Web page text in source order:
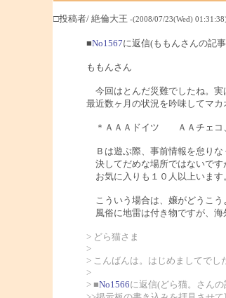
□投稿者/ 絶倫大王 -(2008/07/23(Wed)
■No1567に返信(ももんさんの記
ももんさん
今回はとんだ災難でしたね。実
最近数ヶ月の状況を吟味してマカ
＊ＡＡＡドイツ ＡＡチェコ
Ｂは遊ぶ際、事前情報を怠りな
決してだめな場所ではないです
お気に入りも１０人以上います。
こういう場合は、嬢がどうこう
風俗に地雷は付き物ですが、海
> どら猫さま
>
> こんばんは。はじめましてでし
>
> ■No1566に返信(どら猫。さんの